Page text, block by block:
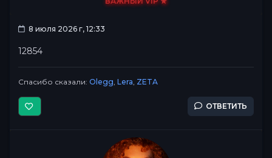
8 июля 2026 г, 12:33
12854
Спасибо сказали: Olegg, Lera, ZETA
ОТВЕТИТЬ